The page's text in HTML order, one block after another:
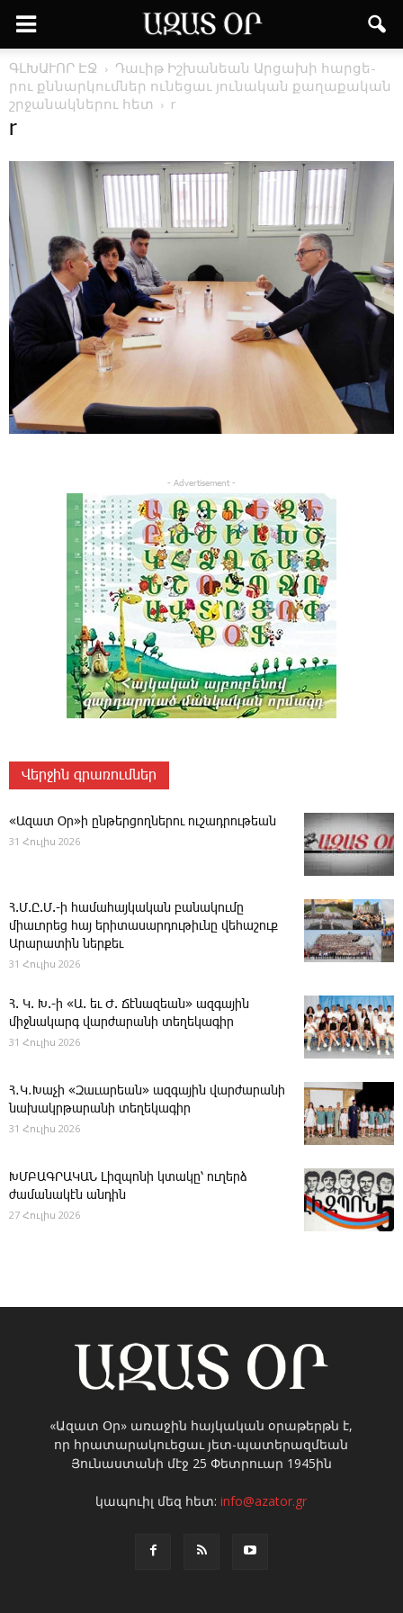
ԳԼԽԱՒՈՐ ԷՋ
­Դա­ւիթ Իշ­խա­նեան Ար­ցա­խի հար­ցե­
րու քննար­կում­ներ ու­նե­ցաւ ­յու­նա­կան քա­ղա­քա­կան
շրջա­նակ­նե­րու հետ
r
r
- Advertisement -
Վերջին գրառումներ
«Ազատ Օր»ի ընթերցողներու ուշադրութեան
31 Հուլիս 2026
Հ.Մ.Ը.Մ.-ի համահայկական բանակումը
միաւորեց հայ երիտասարդութիւնը վեհաշուք
Արարատին ներքեւ
31 Հուլիս 2026
Հ. Կ. Խ.-ի «Ա. եւ Ժ. ­Ճէնազեան» ազգային
միջնակարգ վարժարանի տեղեկագիր
31 Հուլիս 2026
Հ․Կ․Խաչի «Զաւարեան» ազգային վարժարանի
նախակրթարանի տեղեկագիր
31 Հուլիս 2026
ԽՄԲԱԳՐԱԿԱՆ ­Լիզպոնի կտակը՝ ուղերձ
ժամանակէն անդին
27 Հուլիս 2026
«Ազատ Օր» առաջին հայկական օրաթերթն է,
որ հրատարակուեցաւ յետ-պատերազմեան
Յունաստանի մէջ 25 Փետրուար 1945ին
կապուիլ մեզ հետ:info@azator.gr